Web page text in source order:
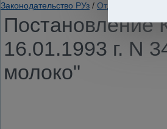
Законодательство РУз / Отдельные
Постановление
16.01.1993 г. N
молоко"